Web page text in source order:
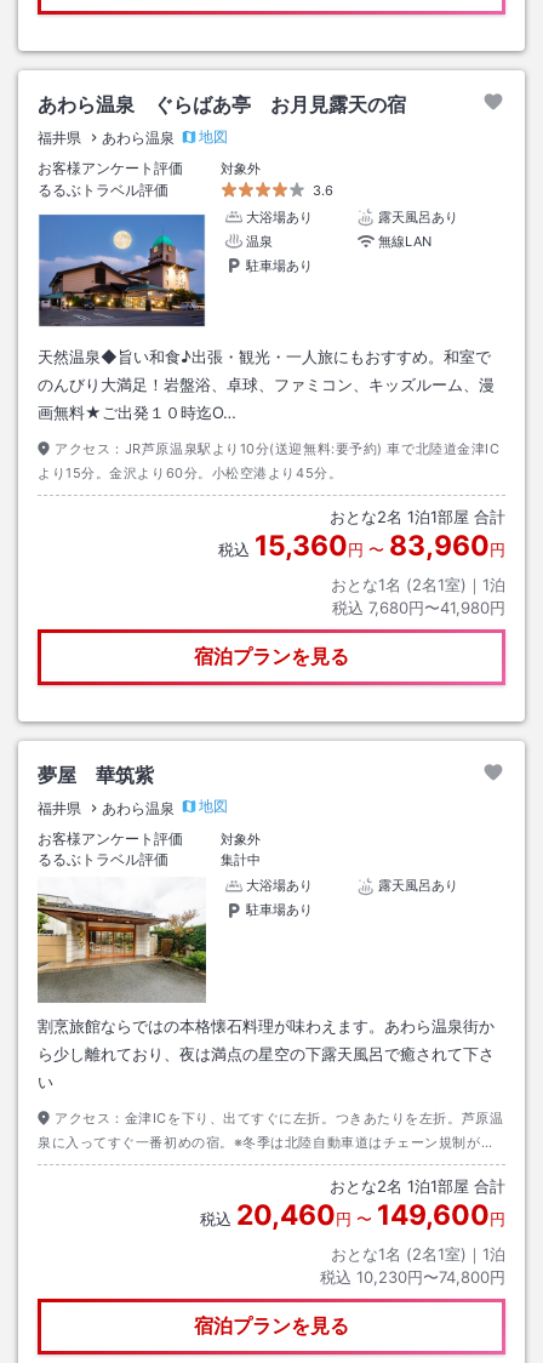
あわら温泉 ぐらばあ亭 お月見露天の宿
福井県 あわら温泉
地図
お客様アンケート評価
対象外
るるぶトラベル評価
3.6
大浴場あり
露天風呂あり
温泉
無線LAN
駐車場あり
天然温泉◆旨い和食♪出張・観光・一人旅にもおすすめ。和室で
のんびり大満足！岩盤浴、卓球、ファミコン、キッズルーム、漫
画無料★ご出発１０時迄O…
アクセス： JR芦原温泉駅より10分(送迎無料:要予約) 車で北陸道金津IC
より15分。金沢より60分。小松空港より45分。
おとな2名 1泊1部屋 合計
税込 15,360円 〜 83,960円
おとな1名 (2名1室)｜ 1泊
税込 7,680円〜41,980円
宿泊プランを見る
夢屋 華筑紫
福井県 あわら温泉
地図
お客様アンケート評価
対象外
るるぶトラベル評価
集計中
大浴場あり
露天風呂あり
駐車場あり
割烹旅館ならではの本格懐石料理が味わえます。あわら温泉街か
ら少し離れており、夜は満点の星空の下露天風呂で癒されて下さ
い
アクセス： 金津ICを下り、出てすぐに左折。つきあたりを左折。芦原温
泉に入ってすぐ一番初めの宿。※冬季は北陸自動車道はチェーン規制が頻
繁にあるので要注意。
おとな2名 1泊1部屋 合計
税込 20,460円 〜 149,600円
おとな1名 (2名1室)｜ 1泊
税込 10,230円〜74,800円
宿泊プランを見る